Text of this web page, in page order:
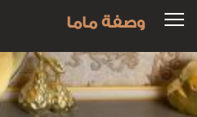
وصفة ماما